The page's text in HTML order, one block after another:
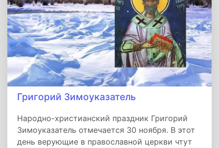
Григорий Зимоуказатель
Народно-христианский праздник Григорий
Зимоуказатель отмечается 30 ноября. В этот
день верующие в православной церкви чтут